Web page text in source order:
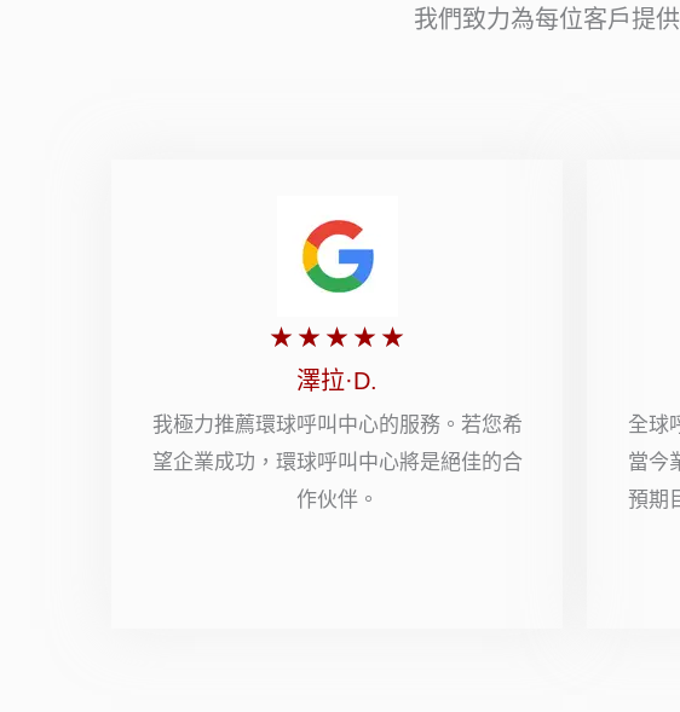
我們致力為每位客戶提
★ ★ ★ ★ ★
5
顆
澤拉·D.
我極力推薦環球呼叫中心的服務。若您希
望企業成功，環球呼叫中心將是絕佳的合
作伙伴。
全球
當今
預期